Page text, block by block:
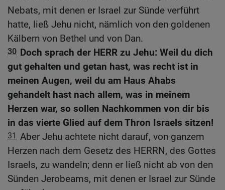
Nebats, mit denen er Israel zur Sünde verführt
hatte, ließ Jehu nicht, nämlich von den goldenen
Kälbern von Bethel und von Dan.
30 Doch sprach der HERR zu Jehu: Weil du dich
gut gehalten und getan hast, was recht ist in
meinen Augen, weil du am Haus Ahabs
gehandelt hast nach allem, was in meinem
Herzen war, so sollen Nachkommen von dir bis
in das vierte Glied auf dem Thron Israels sitzen!
31 Aber Jehu achtete nicht darauf, von ganzem
Herzen nach dem Gesetz des HERRN, des Gottes
Israels, zu wandeln; denn er ließ nicht ab von den
Sünden Jerobeams, mit denen er Israel zur Sünde